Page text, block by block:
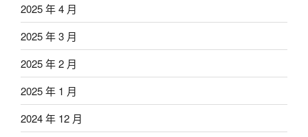
2025 年 4 月
2025 年 3 月
2025 年 2 月
2025 年 1 月
2024 年 12 月